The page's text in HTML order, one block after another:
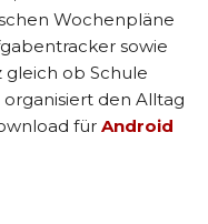
Wochenpläne
sowie
gleich ob Schule
den Alltag
für Android